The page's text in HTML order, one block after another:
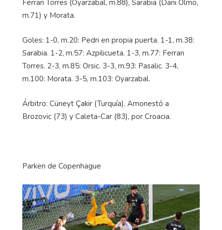
Ferran Torres (Oyarzabal, m.88), Sarabia (Dani Olmo,
m.71) y Morata.
Goles: 1-0, m.20: Pedri en propia puerta. 1-1, m.38:
Sarabia. 1-2, m.57: Azpilicueta. 1-3, m.77: Ferran
Torres. 2-3, m.85: Orsic. 3-3, m.93: Pasalic. 3-4,
m.100: Morata. 3-5, m.103: Oyarzabal.
Árbitro: Cüneyt Çakir (Turquía). Amonestó a
Brozovic (73) y Caleta-Car (83), por Croacia.
Parken de Copenhague